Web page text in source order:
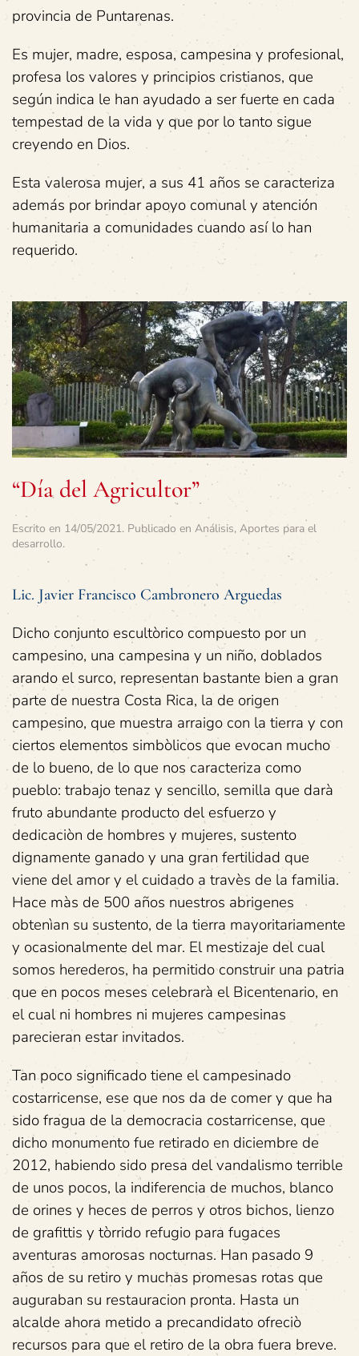
provincia de Puntarenas.
Es mujer, madre, esposa, campesina y profesional,
profesa los valores y principios cristianos, que
según indica le han ayudado a ser fuerte en cada
tempestad de la vida y que por lo tanto sigue
creyendo en Dios.
Esta valerosa mujer, a sus 41 años se caracteriza
además por brindar apoyo comunal y atención
humanitaria a comunidades cuando así lo han
requerido.
“Día del Agricultor”
Escrito en 14/05/2021. Publicado en Análisis, Aportes para el
desarrollo.
Lic. Javier Francisco Cambronero Arguedas
Dicho conjunto escultòrico compuesto por un
campesino, una campesina y un niño, doblados
arando el surco, representan bastante bien a gran
parte de nuestra Costa Rica, la de origen
campesino, que muestra arraigo con la tierra y con
ciertos elementos simbòlicos que evocan mucho
de lo bueno, de lo que nos caracteriza como
pueblo: trabajo tenaz y sencillo, semilla que darà
fruto abundante producto del esfuerzo y
dedicaciòn de hombres y mujeres, sustento
dignamente ganado y una gran fertilidad que
viene del amor y el cuidado a travès de la familia.
Hace màs de 500 años nuestros abrigenes
obtenìan su sustento, de la tierra mayoritariamente
y ocasionalmente del mar. El mestizaje del cual
somos herederos, ha permitido construir una patria
que en pocos meses celebrarà el Bicentenario, en
el cual ni hombres ni mujeres campesinas
parecieran estar invitados.
Tan poco significado tiene el campesinado
costarricense, ese que nos da de comer y que ha
sido fragua de la democracia costarricense, que
dicho monumento fue retirado en diciembre de
2012, habiendo sido presa del vandalismo terrible
de unos pocos, la indiferencia de muchos, blanco
de orines y heces de perros y otros bichos, lienzo
de grafittis y tòrrido refugio para fugaces
aventuras amorosas nocturnas. Han pasado 9
años de su retiro y muchas promesas rotas que
auguraban su restauracion pronta. Hasta un
alcalde ahora metido a precandidato ofreciò
recursos para que el retiro de la obra fuera breve.